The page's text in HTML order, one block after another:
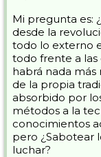
Mi pregunta es:
desde la
todo lo externo
todo frente a las
habrá nada
de la propia
absorbido por
métodos a la
conocimientos
pero ¿Sabotear
luchar?